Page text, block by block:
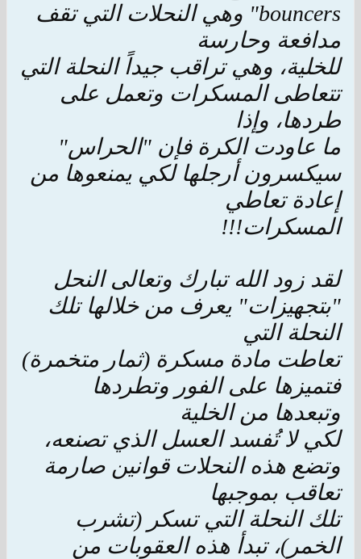
bouncers" وهي النحلات التي تقف
مدافعة وحارسة
للخلية، وهي تراقب جيداً النحلة التي
تتعاطى المسكرات وتعمل على
طردها، وإذا
ما عاودت الكرة فإن "الحراس"
سيكسرون أرجلها لكي يمنعوها من
إعادة تعاطي
المسكرات!!!
لقد زود الله تبارك وتعالى النحل
"بتجهيزات" يعرف من خلالها تلك
النحلة التي
تعاطت مادة مسكرة (ثمار متخمرة)
فتميزها على الفور وتطردها
وتبعدها من الخلية
لكي لا تُفسد العسل الذي تصنعه،
وتضع هذه النحلات قوانين صارمة
تعاقب بموجبها
تلك النحلة التي تسكر (تشرب
الخمر)، تبدأ هذه العقوبات من